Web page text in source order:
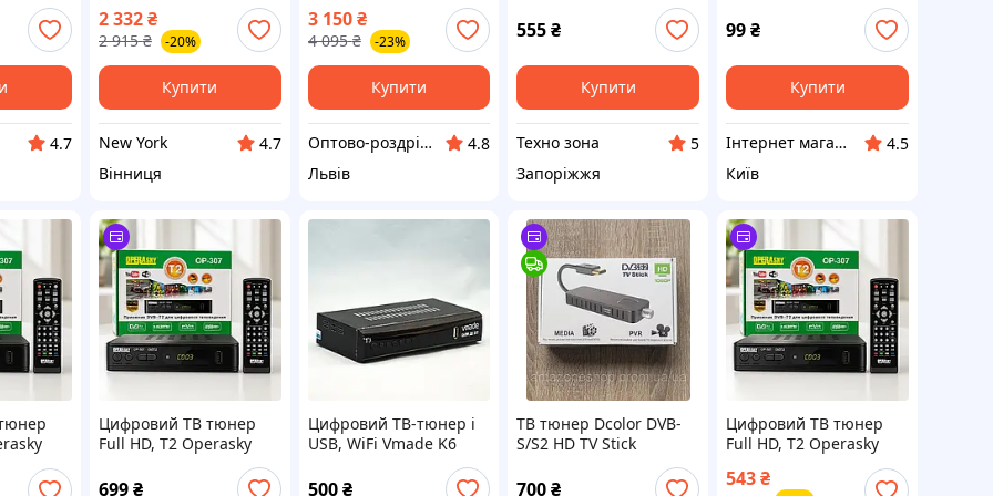
4.7
2 332₴
2 915 ₴ -20%
Купити
New York
4.7
Вінниця
(оригінал, б/в)
3 150 ₴
4 095 ₴ -23%
Купити
Оптово-роздрібний інтернет-магазин "NicePrice"
4.8
Львів
цифрового ТВ
555₴
Купити
Техно зона
5
Запоріжжя
99₴
Купити
Інтернет магазин «Tovara.net»
4.5
Київ
Цифровий ТВ тюнер
Full HD, Т2 Operasky
Ефірний приймач
699₴
Цифровий ТВ-тюнер і
USB, WiFi Vmade K6
Англійська мова
500 ₴
ТВ тюнер Dcolor DVB-
S/S2 HD TV Stick
700₴
Цифровий ТВ тюнер
Full HD, Т2 Operasky
Ефірний приймач
543₴